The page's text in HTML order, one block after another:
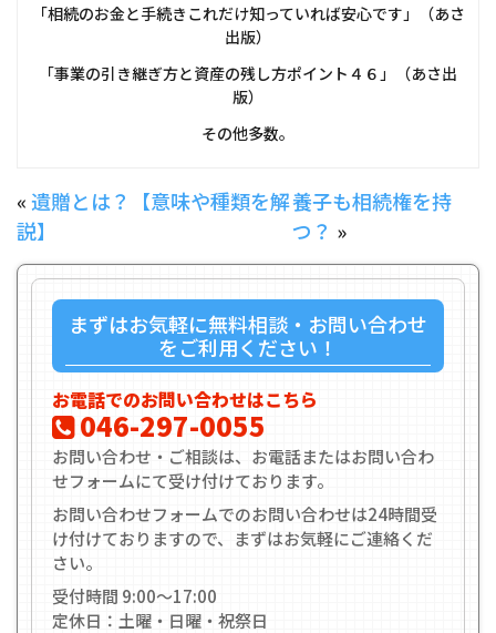
「相続のお金と手続きこれだけ知っていれば安心です」（あさ
出版）
「事業の引き継ぎ方と資産の残し方ポイント４６」（あさ出
版）
その他多数。
«遺贈とは？【意味や種類を解
説】
養子も相続権を持
つ？ »
まずはお気軽に無料相談・お問い合わせ
をご利用ください！
お電話でのお問い合わせはこちら
046-297-0055
お問い合わせ・ご相談は、お電話またはお問い合わ
せフォームにて受け付けております。
お問い合わせフォームでのお問い合わせは24時間受
け付けておりますので、まずはお気軽にご連絡くだ
さい。
受付時間 9:00〜17:00
定休日：土曜・日曜・祝祭日